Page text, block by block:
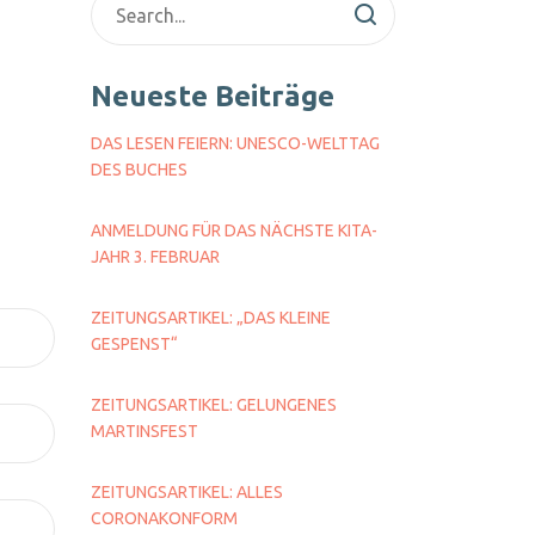
Neueste Beiträge
DAS LESEN FEIERN: UNESCO-WELTTAG
DES BUCHES
ANMELDUNG FÜR DAS NÄCHSTE KITA-
JAHR 3. FEBRUAR
ZEITUNGSARTIKEL: „DAS KLEINE
GESPENST“
ZEITUNGSARTIKEL: GELUNGENES
MARTINSFEST
ZEITUNGSARTIKEL: ALLES
CORONAKONFORM